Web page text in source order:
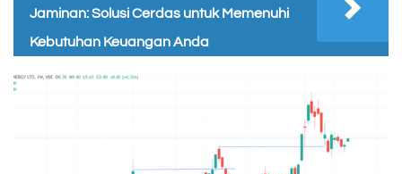
Jaminan: Solusi Cerdas untuk Memenuhi
Kebutuhan Keuangan Anda